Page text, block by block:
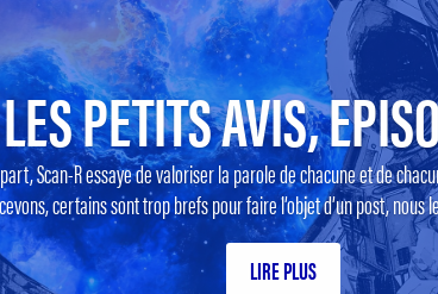
LES PETITS AVIS,
Scan-R essaye de valoriser la parole de chacune et de
certains sont trop brefs pour faire l’objet d’un post, nous
LIRE PLUS